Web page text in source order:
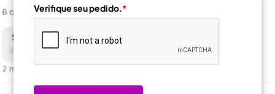
Verifique seu pedido.*